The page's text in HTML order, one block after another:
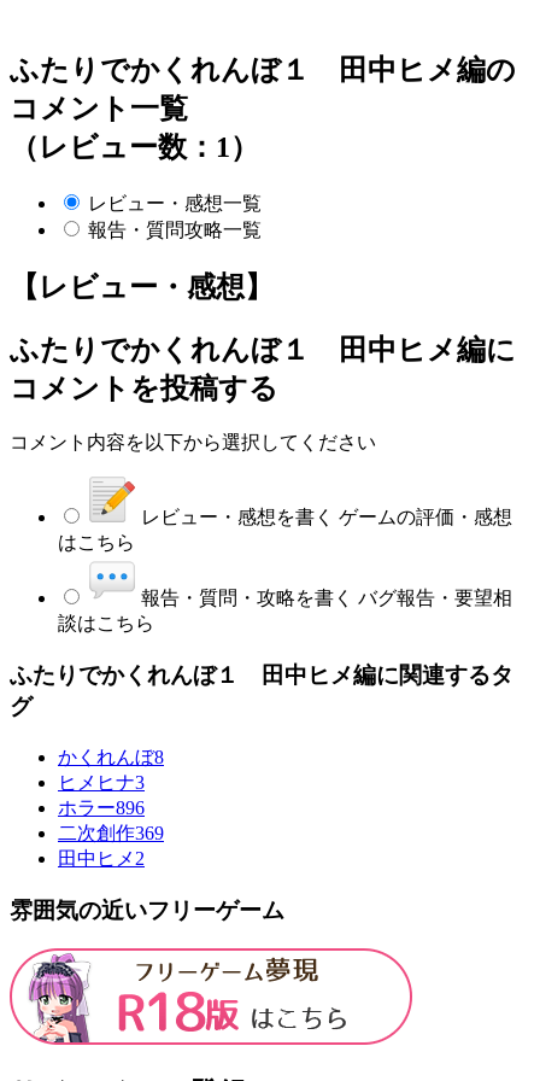
ふたりでかくれんぼ１ 田中ヒメ編の
コメント一覧
（レビュー数：1）
レビュー・感想一覧
報告・質問攻略一覧
【レビュー・感想】
ふたりでかくれんぼ１ 田中ヒメ編に
コメントを投稿する
コメント内容を以下から選択してください
レビュー・感想を書く ゲームの評価・感想
はこちら
報告・質問・攻略を書く バグ報告・要望相
談はこちら
ふたりでかくれんぼ１ 田中ヒメ編に関連するタ
グ
かくれんぼ8
ヒメヒナ3
ホラー896
二次創作369
田中ヒメ 2
雰囲気の近いフリーゲーム